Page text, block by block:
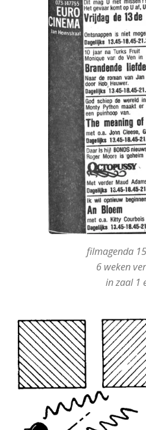
filmagenda
6 weken
in zaal 1